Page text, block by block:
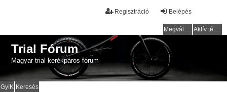
Belépés
Regisztráció
Megválaszolatlan témák Aktív témák
Trial Fórum
Magyar trial kerékpáros fórum
GyIK Keresés